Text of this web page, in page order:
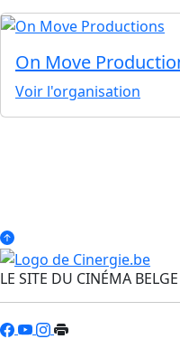
On Move
Voir l'organisation
LE SITE DU CINÉMA BELGE